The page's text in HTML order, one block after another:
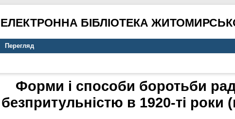
ЕЛЕКТРОННА БІБЛІОТЕКА
Перегляд
Форми і способи боротьби
безпритульністю в 1920-ті